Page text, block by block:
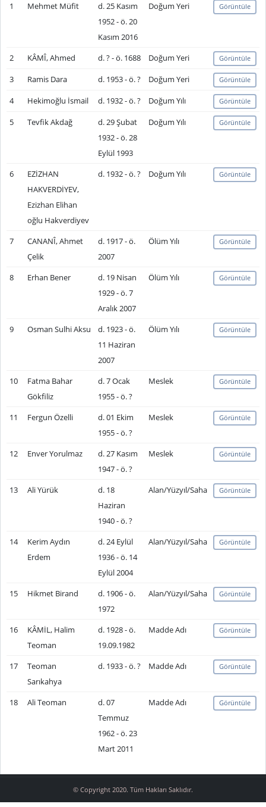
1
Mehmet Müfit
d. 25 Kasım
1952 - ö. 20
Kasım 2016
Doğum Yeri Görüntüle
2 KÂMÎ, Ahmed d. ? - ö. 1688 Doğum Yeri Görüntüle
3 Ramis Dara d. 1953 - ö. ? Doğum Yeri Görüntüle
4 Hekimoğlu İsmail d. 1932 - ö. ? Doğum Yılı Görüntüle
5 Tevfik Akdağ
d. 29 Şubat
1932 - ö. 28
Eylül 1993
Doğum Yılı Görüntüle
6
EZİZHAN
HAKVERDİYEV,
Ezizhan Elihan
oğlu Hakverdiyev
d. 1932 - ö. ? Doğum Yılı Görüntüle
7
CANANÎ, Ahmet
Çelik
d. 1917 - ö.
2007
Ölüm Yılı Görüntüle
8 Erhan Bener
d. 19 Nisan
1929 - ö. 7
Aralık 2007
Ölüm Yılı Görüntüle
9 Osman Sulhi Aksu
d. 1923 - ö.
11 Haziran
2007
Ölüm Yılı Görüntüle
10
Fatma Bahar
Gökfiliz
d. 7 Ocak
1955 - ö. ?
Meslek Görüntüle
11 Fergun Özelli
d. 01 Ekim
1955 - ö. ?
Meslek Görüntüle
12 Enver Yorulmaz
d. 27 Kasım
1947 - ö. ?
Meslek Görüntüle
13 Ali Yürük
d. 18
Haziran
1940 - ö. ?
Alan/Yüzyıl/Saha Görüntüle
14
Kerim Aydın
Erdem
d. 24 Eylül
1936 - ö. 14
Eylül 2004
Alan/Yüzyıl/Saha Görüntüle
15 Hikmet Birand
d. 1906 - ö.
1972
Alan/Yüzyıl/Saha Görüntüle
16
KÂMİL, Halim
Teoman
d. 1928 - ö.
19.09.1982
Madde Adı Görüntüle
17
Teoman
Sarıkahya
d. 1933 - ö. ? Madde Adı Görüntüle
18 Ali Teoman
d. 07
Temmuz
1962 - ö. 23
Mart 2011
Madde Adı Görüntüle
© Copyright 2020. Tüm Hakları Saklıdır.